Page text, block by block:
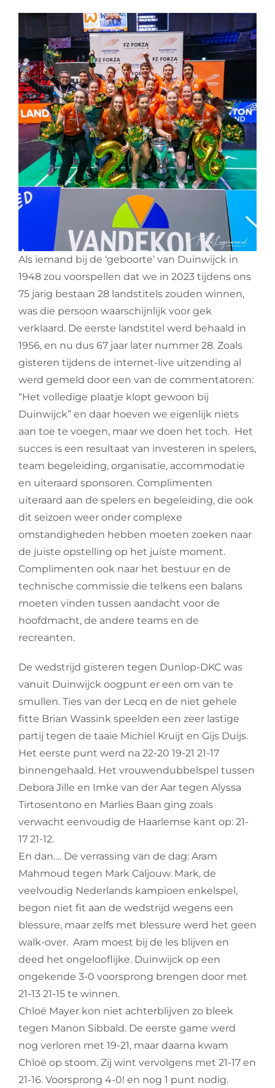
Als iemand bij de ‘geboorte’ van Duinwijck in
1948 zou voorspellen dat we in 2023 tijdens ons
75 jarig bestaan 28 landstitels zouden winnen,
was die persoon waarschijnlijk voor gek
verklaard. De eerste landstitel werd behaald in
1956, en nu dus 67 jaar later nummer 28. Zoals
gisteren tijdens de internet-live uitzending al
werd gemeld door een van de commentatoren:
“Het volledige plaatje klopt gewoon bij
Duinwijck” en daar hoeven we eigenlijk niets
aan toe te voegen, maar we doen het toch. Het
succes is een resultaat van investeren in spelers,
team begeleiding, organisatie, accommodatie
en uiteraard sponsoren. Complimenten
uiteraard aan de spelers en begeleiding, die ook
dit seizoen weer onder complexe
omstandigheden hebben moeten zoeken naar
de juiste opstelling op het juiste moment.
Complimenten ook naar het bestuur en de
technische commissie die telkens een balans
moeten vinden tussen aandacht voor de
hoofdmacht, de andere teams en de
recreanten.
De wedstrijd gisteren tegen Dunlop-DKC was
vanuit Duinwijck oogpunt er een om van te
smullen. Ties van der Lecq en de niet gehele
fitte Brian Wassink speelden een zeer lastige
partij tegen de taaie Michiel Kruijt en Gijs Duijs.
Het eerste punt werd na 22-20 19-21 21-17
binnengehaald. Het vrouwendubbelspel tussen
Debora Jille en Imke van der Aar tegen Alyssa
Tirtosentono en Marlies Baan ging zoals
verwacht eenvoudig de Haarlemse kant op: 21-
17 21-12.
En dan…. De verrassing van de dag: Aram
Mahmoud tegen Mark Caljouw. Mark, de
veelvoudig Nederlands kampioen enkelspel,
begon niet fit aan de wedstrijd wegens een
blessure, maar zelfs met blessure werd het geen
walk-over. Aram moest bij de les blijven en
deed het ongelooflijke. Duinwijck op een
ongekende 3-0 voorsprong brengen door met
21-13 21-15 te winnen.
Chloë Mayer kon niet achterblijven zo bleek
tegen Manon Sibbald. De eerste game werd
nog verloren met 19-21, maar daarna kwam
Chloë op stoom. Zij wint vervolgens met 21-17 en
21-16. Voorsprong 4-0! en nog 1 punt nodig.